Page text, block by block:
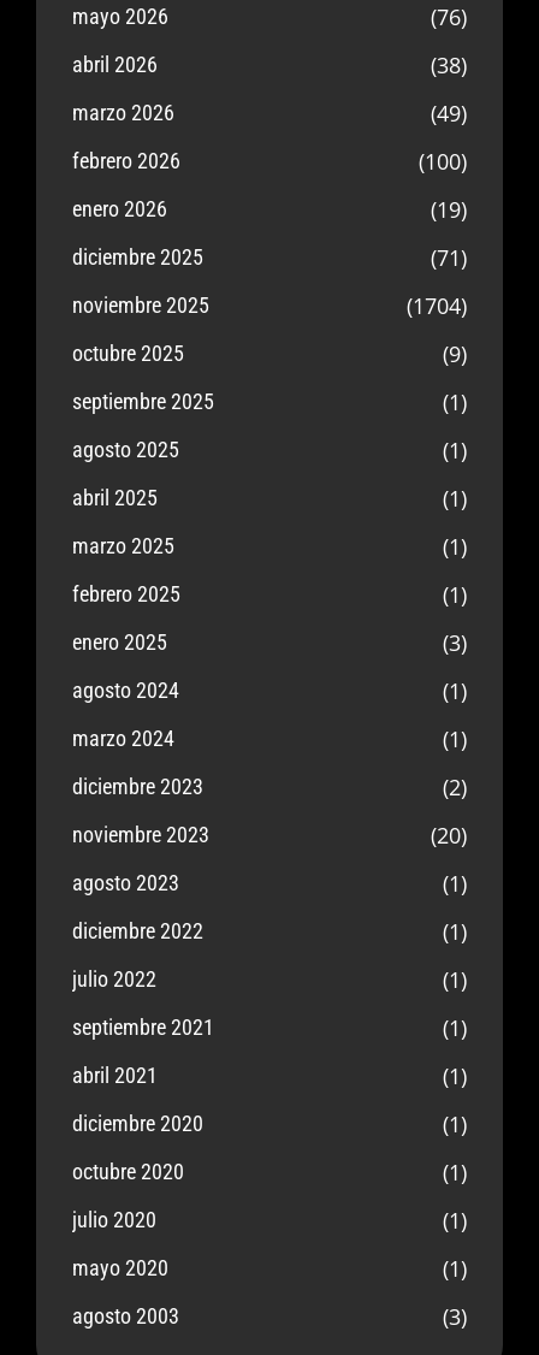
mayo 2026 (76)
abril 2026 (38)
marzo 2026 (49)
febrero 2026 (100)
enero 2026 (19)
diciembre 2025 (71)
noviembre 2025 (1704)
octubre 2025 (9)
septiembre 2025 (1)
agosto 2025 (1)
abril 2025 (1)
marzo 2025 (1)
febrero 2025 (1)
enero 2025 (3)
agosto 2024 (1)
marzo 2024 (1)
diciembre 2023 (2)
noviembre 2023 (20)
agosto 2023 (1)
diciembre 2022 (1)
julio 2022 (1)
septiembre 2021 (1)
abril 2021 (1)
diciembre 2020 (1)
octubre 2020 (1)
julio 2020 (1)
mayo 2020 (1)
agosto 2003 (3)